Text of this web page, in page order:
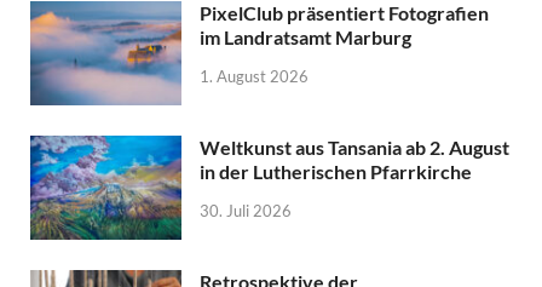
PixelClub präsentiert Fotografien
im Landratsamt Marburg
1. August 2026
Weltkunst aus Tansania ab 2. August
in der Lutherischen Pfarrkirche
30. Juli 2026
Retrospektive der